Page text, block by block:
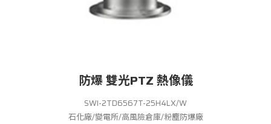
防爆 雙光PTZ 熱像儀
SWI-2TD6567T-25H4LX/W
石化廠/變電所/高風險倉庫/粉塵防爆廠